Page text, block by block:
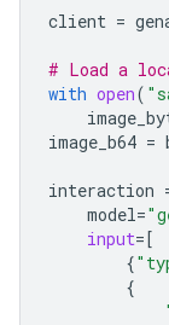
client =
# Load a
with open(
image_b64 =
interaction
model=
input=[
{
{